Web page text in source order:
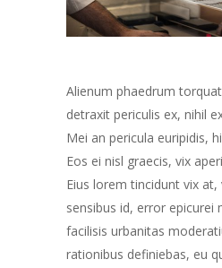
Alienum phaedrum
detraxit periculis ex, nihil
Mei an pericula euripidis,
Eos ei nisl graecis, vix
Eius lorem tincidunt vix at,
sensibus id, error epicurei
facilisis urbanitas
rationibus definiebas, eu